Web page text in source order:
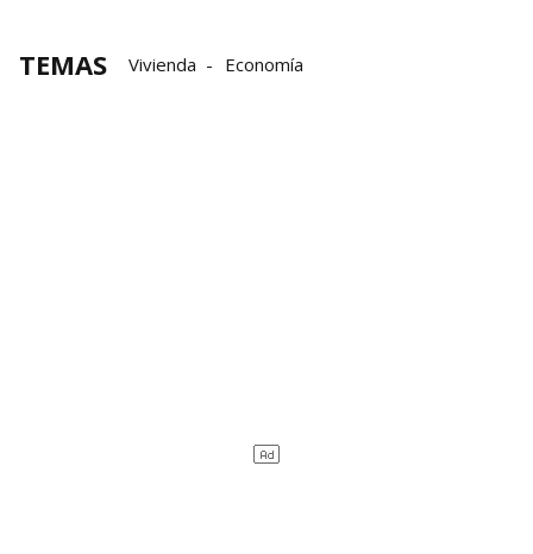
TEMAS Vivienda Economía